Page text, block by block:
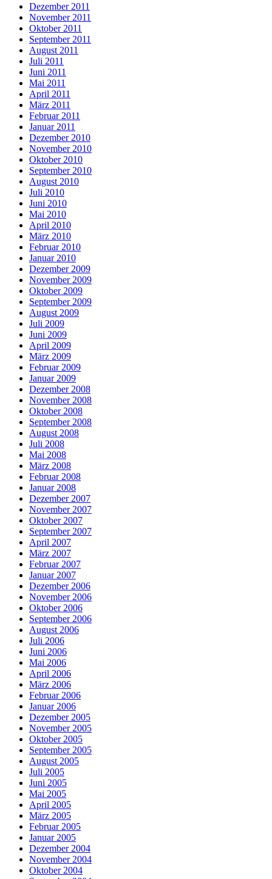
Dezember 2011
November 2011
Oktober 2011
September 2011
August 2011
Juli 2011
Juni 2011
Mai 2011
April 2011
März 2011
Februar 2011
Januar 2011
Dezember 2010
November 2010
Oktober 2010
September 2010
August 2010
Juli 2010
Juni 2010
Mai 2010
April 2010
März 2010
Februar 2010
Januar 2010
Dezember 2009
November 2009
Oktober 2009
September 2009
August 2009
Juli 2009
Juni 2009
April 2009
März 2009
Februar 2009
Januar 2009
Dezember 2008
November 2008
Oktober 2008
September 2008
August 2008
Juli 2008
Mai 2008
März 2008
Februar 2008
Januar 2008
Dezember 2007
November 2007
Oktober 2007
September 2007
April 2007
März 2007
Februar 2007
Januar 2007
Dezember 2006
November 2006
Oktober 2006
September 2006
August 2006
Juli 2006
Juni 2006
Mai 2006
April 2006
März 2006
Februar 2006
Januar 2006
Dezember 2005
November 2005
Oktober 2005
September 2005
August 2005
Juli 2005
Juni 2005
Mai 2005
April 2005
März 2005
Februar 2005
Januar 2005
Dezember 2004
November 2004
Oktober 2004